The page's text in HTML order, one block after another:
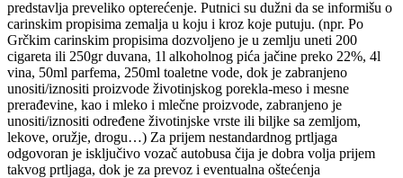
predstavlja preveliko opterećenje. Putnici su dužni da se informišu o
carinskim propisima zemalja u koju i kroz koje putuju. (npr. Po
Grčkim carinskim propisima dozvoljeno je u zemlju uneti 200
cigareta ili 250gr duvana, 1l alkoholnog pića jačine preko 22%, 4l
vina, 50ml parfema, 250ml toaletne vode, dok je zabranjeno
unositi/iznositi proizvode životinjskog porekla-meso i mesne
prerađevine, kao i mleko i mlečne proizvode, zabranjeno je
unositi/iznositi određene životinjske vrste ili biljke sa zemljom,
lekove, oružje, drogu…) Za prijem nestandardnog prtljaga
odgovoran je isključivo vozač autobusa čija je dobra volja prijem
takvog prtljaga, dok je za prevoz i eventualna oštećenja